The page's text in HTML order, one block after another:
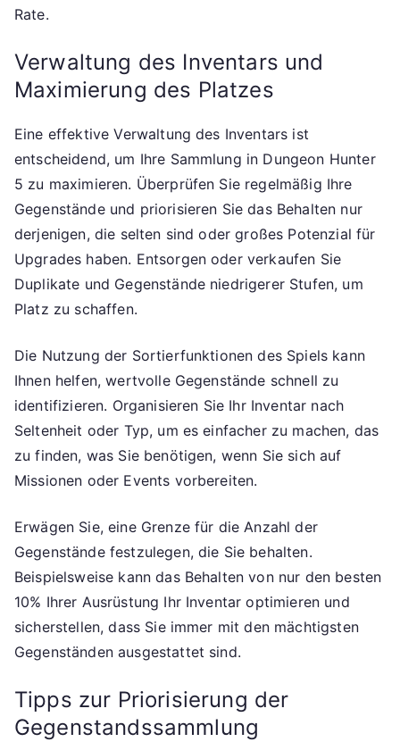
Rate.
Verwaltung des Inventars und
Maximierung des Platzes
Eine effektive Verwaltung des Inventars ist
entscheidend, um Ihre Sammlung in Dungeon Hunter
5 zu maximieren. Überprüfen Sie regelmäßig Ihre
Gegenstände und priorisieren Sie das Behalten nur
derjenigen, die selten sind oder großes Potenzial für
Upgrades haben. Entsorgen oder verkaufen Sie
Duplikate und Gegenstände niedrigerer Stufen, um
Platz zu schaffen.
Die Nutzung der Sortierfunktionen des Spiels kann
Ihnen helfen, wertvolle Gegenstände schnell zu
identifizieren. Organisieren Sie Ihr Inventar nach
Seltenheit oder Typ, um es einfacher zu machen, das
zu finden, was Sie benötigen, wenn Sie sich auf
Missionen oder Events vorbereiten.
Erwägen Sie, eine Grenze für die Anzahl der
Gegenstände festzulegen, die Sie behalten.
Beispielsweise kann das Behalten von nur den besten
10% Ihrer Ausrüstung Ihr Inventar optimieren und
sicherstellen, dass Sie immer mit den mächtigsten
Gegenständen ausgestattet sind.
Tipps zur Priorisierung der
Gegenstandssammlung